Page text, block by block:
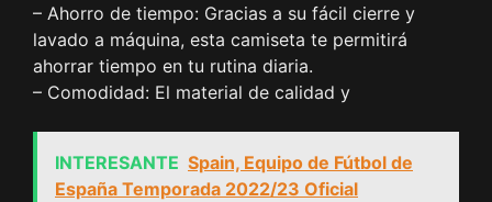
– Ahorro de tiempo: Gracias a su fácil cierre y
lavado a máquina, esta camiseta te permitirá
ahorrar tiempo en tu rutina diaria.
– Comodidad: El material de calidad y
INTERESANTE Spain, Equipo de Fútbol de
España Temporada 2022/23 Oficial